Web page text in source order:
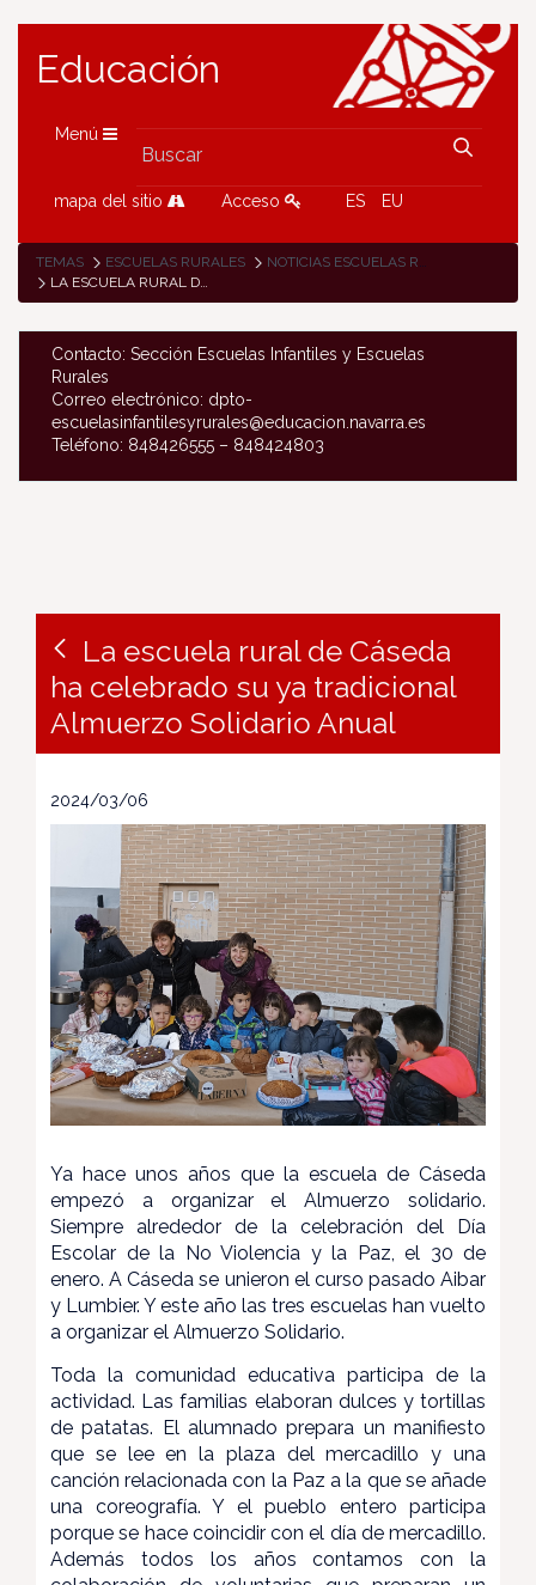
Educación
Menú
mapa del sitio Acceso ES EU
TEMAS ESCUELAS RURALES
NOTICIAS ESCUELAS RURALES
LA ESCUELA RURAL DE CÁSEDA HA CELEBRADO SU YA TRADICIONAL ALMUERZO SOLIDARIO ANUAL
Contacto: Sección Escuelas Infantiles y Escuelas
Rurales
Correo electrónico: dpto-
escuelasinfantilesyrurales@educacion.navarra.es
Teléfono: 848426555 – 848424803
La escuela rural de Cáseda
ha celebrado su ya tradicional
Almuerzo Solidario Anual
2024/03/06
Ya hace unos años que la escuela de Cáseda
empezó a organizar el Almuerzo solidario.
Siempre alrededor de la celebración del Día
Escolar de la No Violencia y la Paz, el 30 de
enero. A Cáseda se unieron el curso pasado Aibar
y Lumbier. Y este año las tres escuelas han vuelto
a organizar el Almuerzo Solidario.
Toda la comunidad educativa participa de la
actividad. Las familias elaboran dulces y tortillas
de patatas. El alumnado prepara un manifiesto
que se lee en la plaza del mercadillo y una
canción relacionada con la Paz a la que se añade
una coreografía. Y el pueblo entero participa
porque se hace coincidir con el día de mercadillo.
Además todos los años contamos con la